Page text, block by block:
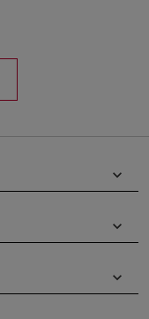
keyboard_arrow_down
keyboard_arrow_down
keyboard_arrow_down